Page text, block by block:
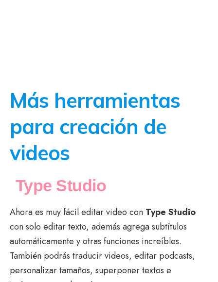
Más herramientas
para creación de
videos
Type Studio
Ahora es muy fácil editar video con Type Studio
con solo editar texto, además agrega subtítulos
automáticamente y otras funciones increíbles.
También podrás traducir videos, editar podcasts,
personalizar tamaños, superponer textos e